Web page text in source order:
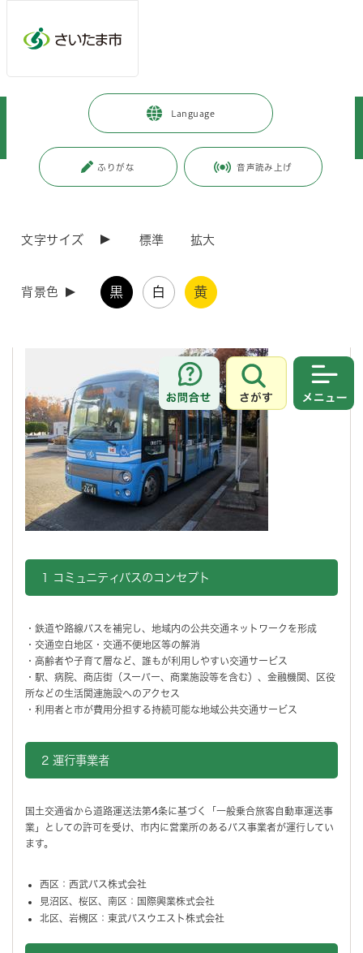
Language
ふりがな 音声読み上げ
文字サイズ 標準 拡大
背景色 黒 白 黄
お問合せ
さがす
暮らし・手続き > まちづくり・交通
交通・道路・駐輪場
更新日付：2026年6月26日 / ページ番号：C006156
区、桜区、南区の4つの新設区役所へのアクセス手段としてコミュニテ
ィバスを導入しました。
その後、北区（平成17年8月）や岩槻区（平成19年1月）に導入し、現
1 コミュニティバスのコンセプト
・鉄道や路線バスを補完し、地域内の公共交通ネットワークを形成
・交通空白地区・交通不便地区等の解消
・高齢者や子育て層など、誰もが利用しやすい交通サービス
・駅、病院、商店街（スーパー、商業施設等を含む）、金融機関、区役
所などの生活関連施設へのアクセス
・利用者と市が費用分担する持続可能な地域公共交通サービス
2 運行事業者
国土交通省から道路運送法第4条に基づく「一般乗合旅客自動車運送事
業」としての許可を受け、市内に営業所のあるバス事業者が運行してい
ます。
西区：西武バス株式会社
見沼区、桜区、南区：国際興業株式会社
北区、岩槻区：東武バスウエスト株式会社